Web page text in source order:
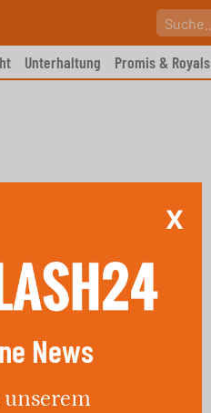
Unterhaltung Promis & Royals
Unfall
X
News